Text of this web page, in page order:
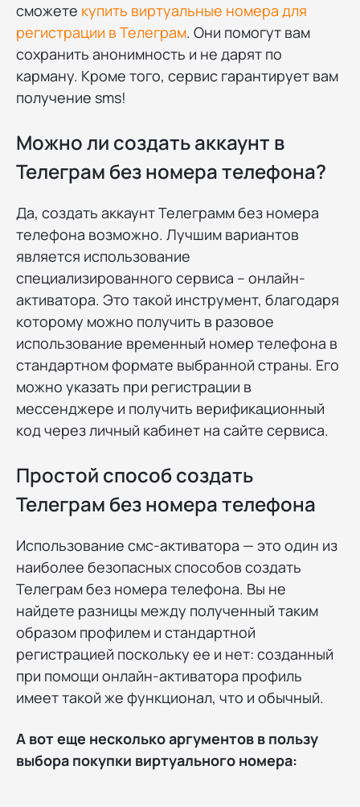
сможете купить виртуальные номера для
регистрации в Телеграм. Они помогут вам
сохранить анонимность и не дарят по
карману. Кроме того, сервис гарантирует вам
получение sms!
Можно ли создать аккаунт в
Телеграм без номера телефона?
Да, создать аккаунт Телеграмм без номера
телефона возможно. Лучшим вариантов
является использование
специализированного сервиса – онлайн-
активатора. Это такой инструмент, благодаря
которому можно получить в разовое
использование временный номер телефона в
стандартном формате выбранной страны. Его
можно указать при регистрации в
мессенджере и получить верификационный
код через личный кабинет на сайте сервиса.
Простой способ создать
Телеграм без номера телефона
Использование смс-активатора — это один из
наиболее безопасных способов создать
Телеграм без номера телефона. Вы не
найдете разницы между полученный таким
образом профилем и стандартной
регистрацией поскольку ее и нет: созданный
при помощи онлайн-активатора профиль
имеет такой же функционал, что и обычный.
А вот еще несколько аргументов в пользу
выбора покупки виртуального номера: